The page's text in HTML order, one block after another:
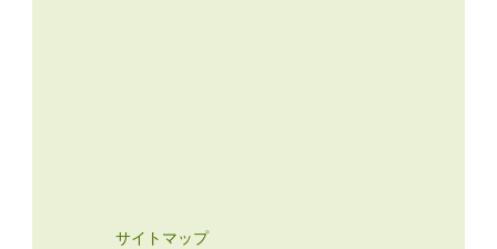
サイトマップ